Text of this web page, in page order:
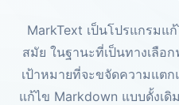
MarkText เป็นโปรแกรมแ
สมัย ในฐานะที่เป็นทางเลือ
เป้าหมายที่จะขจัดความแต
แก้ไข Markdown แบบดั้งเ